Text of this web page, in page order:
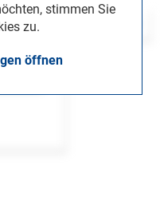
stimmen Sie
zu.
öffnen